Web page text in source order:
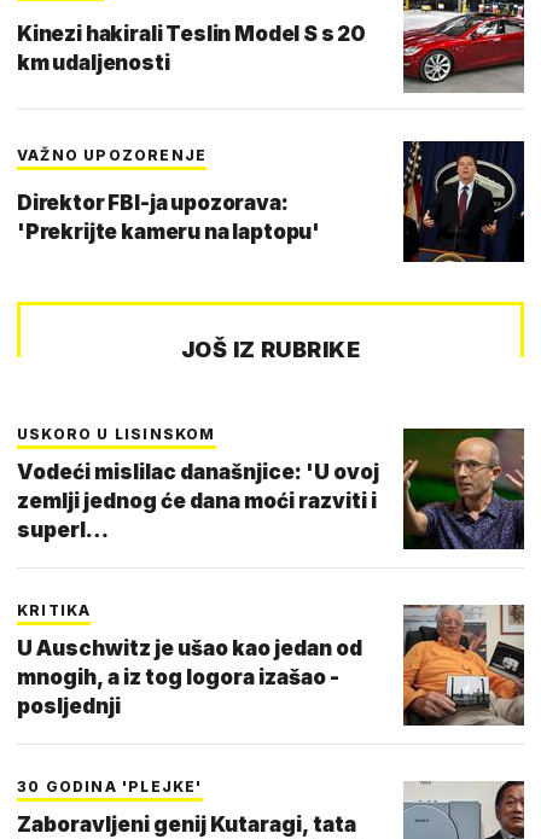
Kinezi hakirali Teslin Model S s 20
km udaljenosti
VAŽNO UPOZORENJE
Direktor FBI-ja upozorava:
'Prekrijte kameru na laptopu'
JOŠ IZ RUBRIKE
USKORO U LISINSKOM
Vodeći mislilac današnjice: 'U ovoj
zemlji jednog će dana moći razviti i
superl…
KRITIKA
U Auschwitz je ušao kao jedan od
mnogih, a iz tog logora izašao -
posljednji
30 GODINA 'PLEJKE'
Zaboravljeni genij Kutaragi, tata